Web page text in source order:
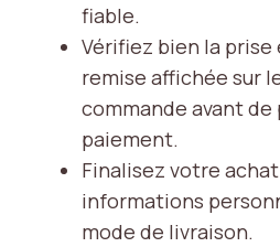
fiable.
Vérifiez bien la prise
remise affichée sur
commande avant de
paiement.
Finalisez votre
informations
mode de livraison.